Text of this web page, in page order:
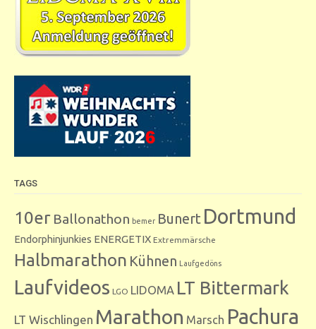
TAGS
10er Ballonathon bemer Bunert Dortmund
Endorphinjunkies ENERGETIX Extremmärsche
Halbmarathon Kühnen Laufgedöns
Laufvideos LGO LIDOMA LT Bittermark
LT Wischlingen Marathon Marsch Pachura